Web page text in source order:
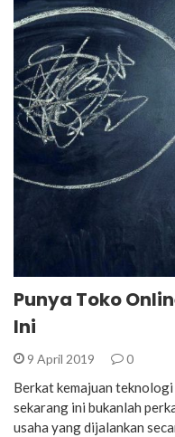
Punya Toko
Ini
9 April 2019 0
Berkat kemajuan teknologi
sekarang ini bukanlah
usaha yang dijalankan